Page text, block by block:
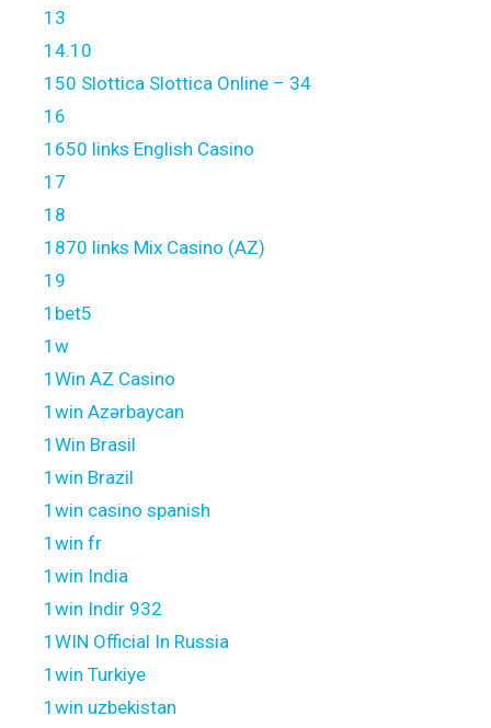
13
14.10
150 Slottica Slottica Online – 34
16
1650 links English Casino
17
18
1870 links Mix Casino (AZ)
19
1bet5
1w
1Win AZ Casino
1win Azərbaycan
1Win Brasil
1win Brazil
1win casino spanish
1win fr
1win India
1win Indir 932
1WIN Official In Russia
1win Turkiye
1win uzbekistan